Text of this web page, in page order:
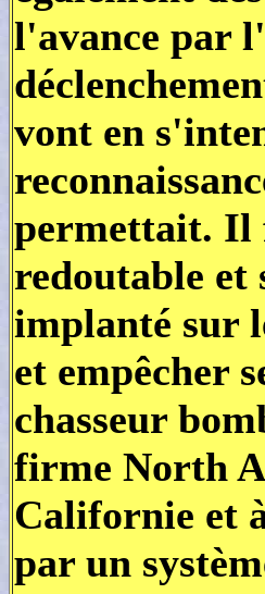
l'avance par
vont en
permettait. Il
redoutable
implanté sur
et empêcher
chasseur
firme North
Californie et
par un